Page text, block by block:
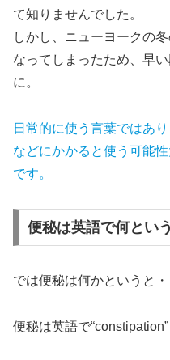
て知りませんでした。
しかし、ニューヨークの
なってしまったため、早
に。
日常的に使う言葉ではあ
などにかかると使う可能
です。
便秘は英語で何とい
では便秘は何かというと・
便秘は英語で“constipation”